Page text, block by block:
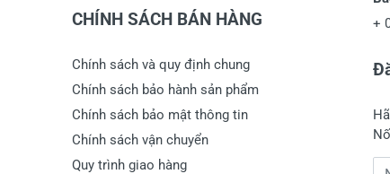
CHÍNH SÁCH BÁN HÀNG
Chính sách và quy định chung
Chính sách bảo hành sản phẩm
Chính sách bảo mật thông tin
Chính sách vận chuyển
Quy trình giao hàng
+